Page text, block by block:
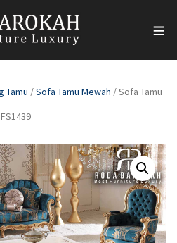
Tamu /Sofa Tamu Mewah / Sofa Tamu